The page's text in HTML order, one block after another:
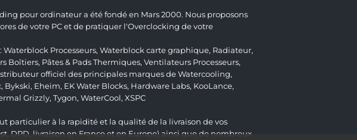
pour ordinateur a été fondé en Mars 2000. Nous proposons
de votre PC et de pratiquer l'Overclocking de votre
Waterblock Processeurs, Waterblock carte graphique, Radiateur,
Boîtiers, Pâtes & Pads Thermiques, Ventilateurs Processeurs,
officiel des principales marques de Watercooling,
, Bykski, Eheim, EK Water Blocks, Hardware Labs, KooLance,
Grizzly, Tygon, WaterCool, XSPC
particulier à la rapidité et la qualité de la livraison de vos
DPD, livraison en France et en Europe) ainsi que de nombreux